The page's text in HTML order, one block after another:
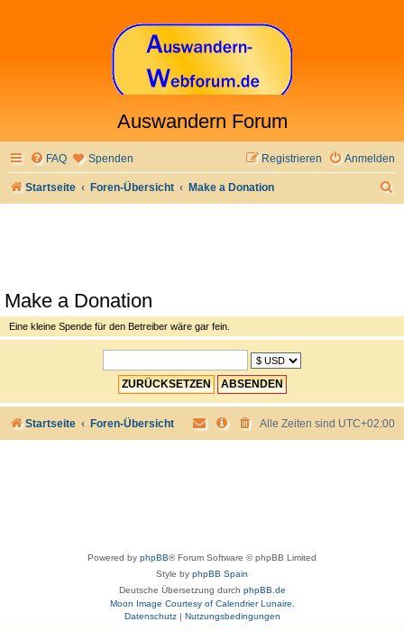
Auswandern Forum
FAQ Spenden Anmelden
Registrieren
Startseite Foren-Übersicht Make a Donation
Make a Donation
Eine kleine Spende für den Betreiber wäre gar fein.
Startseite Foren-Übersicht Alle Zeiten sind UTC+02:00
Powered by phpBB® Forum Software © phpBB Limited
Style by phpBB Spain
Deutsche Übersetzung durch phpBB.de
Moon Image Courtesy of Calendrier Lunaire.
Datenschutz| Nutzungsbedingungen